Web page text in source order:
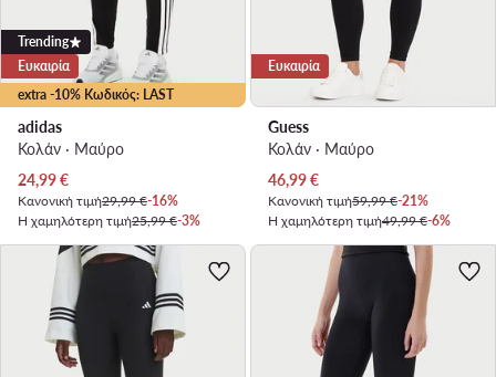
extra -10% Κωδικός: LAST
Trending
Ευκαιρία
adidas
Κολάν · Μαύρο
Τρέχουσα τιμή
24,99€
Κανονική τιμή29,99 €-16%
Η χαμηλότερη τιμή25,99 €-3%
Ευκαιρία
Guess
Κολάν · Μαύρο
Τρέχουσα τιμή
46,99€
Κανονική τιμή59,99 €-21%
Η χαμηλότερη τιμή49,99 €-6%